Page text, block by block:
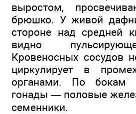
выростом,
брюшко. У живой
стороне над средней
видно
Кровеносных сосудов
циркулирует в
органами. По бокам
гонады — половые
семенники.